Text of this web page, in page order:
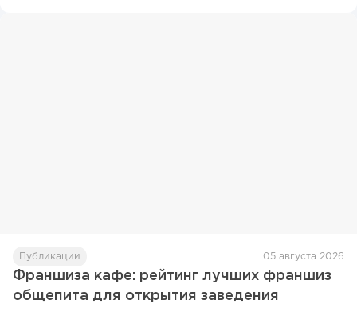
Публикации 05 августа 2026
Франшиза кафе: рейтинг лучших франшиз
общепита для открытия заведения